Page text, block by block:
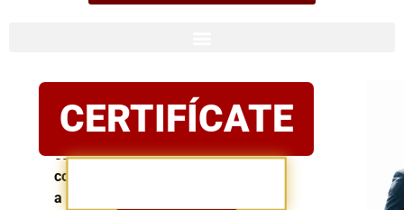
oficial
Postula
con
confianza
a
CERTIFÍCATE